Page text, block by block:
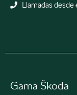
Llamadas
Gama Škoda